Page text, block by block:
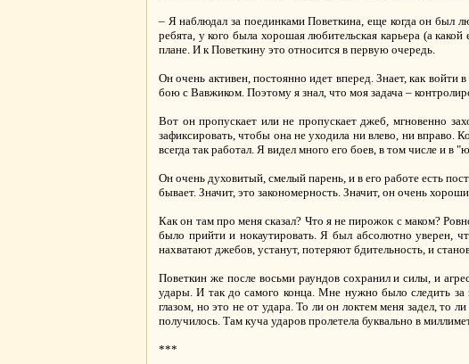
– Я наблюдал за поединками Поветкина, еще когда он был
ребята, у кого была хорошая любительская карьера (а
плане. И к Поветкину это относится в первую очередь.
Он очень активен, постоянно идет вперед. Знает, как
бою с Вавжиком. Поэтому я знал, что моя задача –
Вот он пропускает или не пропускает джеб, мгновенно
зафиксировать, чтобы она не уходила ни влево, ни вправо.
всегда так работал. Я видел много его боев, в том числе и в
Он очень духовитый, смелый парень, и в его работе есть
бывает. Значит, это закономерность. Значит, он очень
Как он там про меня сказал? Что я не пирожок с маком?
было прийти и нокаутировать. Я был абсолютно уверен,
нахватают джебов, устанут, потеряют бдительность, и
Поветкин же после восьми раундов сохранил и силы, и
удары. И так до самого конца. Мне нужно было следить
глазом, но это не от удара. То ли он локтем меня задел, то
получилось. Там куча ударов пролетела буквально в
***